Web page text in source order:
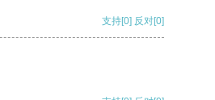
支持[0] 反对[0]